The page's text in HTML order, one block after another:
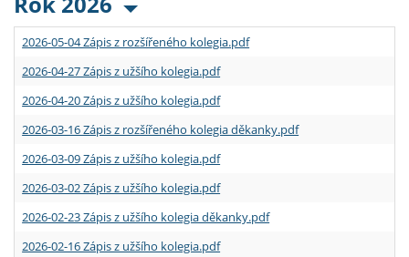
2026-05-04 Zápis z rozšířeného kolegia.pdf
2026-04-27 Zápis z užšího kolegia.pdf
2026-04-20 Zápis z užšího kolegia.pdf
2026-03-16 Zápis z rozšířeného kolegia děkanky.pdf
2026-03-09 Zápis z užšího kolegia.pdf
2026-03-02 Zápis z užšího kolegia.pdf
2026-02-23 Zápis z užšího kolegia děkanky.pdf
2026-02-16 Zápis z užšího kolegia.pdf